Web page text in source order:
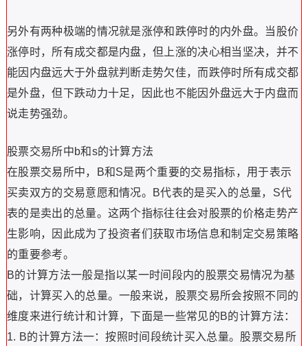
另外有两种极端的情况就是涨停和跌停时的内外盘。当股价
涨停时，所有成交都是内盘，但上涨的决心相当坚决，并不
能因内盘远大于外盘就判断走势欠佳，而跌停时所有成交都
是外盘，但下跌动力十足，因此也不能因外盘远大于内盘而
说走势强劲。
股票交易所中b和s的计算方法
在股票交易所中，B和S是两个重要的交易指标，用于表示
买卖双方的交易意愿和情况。B代表的是买入的总量，S代
表的是卖出的总量。这两个指标往往会对股票的价格走势产
生影响，因此成为了投资者们获取市场信息和制定交易策略
的重要参考。
B的计算方法一般是指以某一时间段内的股票交易情况为基
础，计算买入的总量。一般来说，股票交易所会按照不同的
维度来进行统计和计算，下面是一些常见的B的计算方法：
1. B的计算方法一：按照时间段统计买入总量。股票交易所